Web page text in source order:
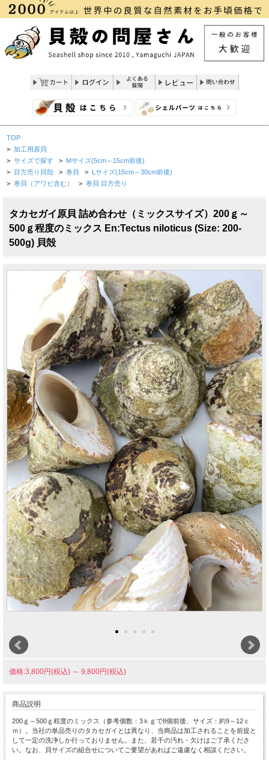
TOP
> 加工用原貝
> サイズで探す > Mサイズ(5cm～15cm前後)
> 目方売り貝殻 > 巻貝 > Lサイズ(15cm～30cm前後)
> 巻貝（アワビ含む） > 巻貝 目方売り
タカセガイ原貝 詰め合わせ（ミックスサイズ）200ｇ～
500ｇ程度のミックス En:Tectus niloticus (Size: 200-
500g) 貝殻
価格:3,800円(税込) ～ 9,800円(税込)
商品説明
200ｇ～500ｇ程度のミックス（参考個数：3ｋｇで8個前後、サイズ：約9～12ｃ
ｍ）。当社の単品売りのタカセガイとは異なり、当商品は加工されることを前提と
して一定の洗浄しか行っておりません。また、若干の汚れ・欠けはご了承くださ
い。なお、貝サイズの組合せについてご要望があればご遠慮なく相談ください。